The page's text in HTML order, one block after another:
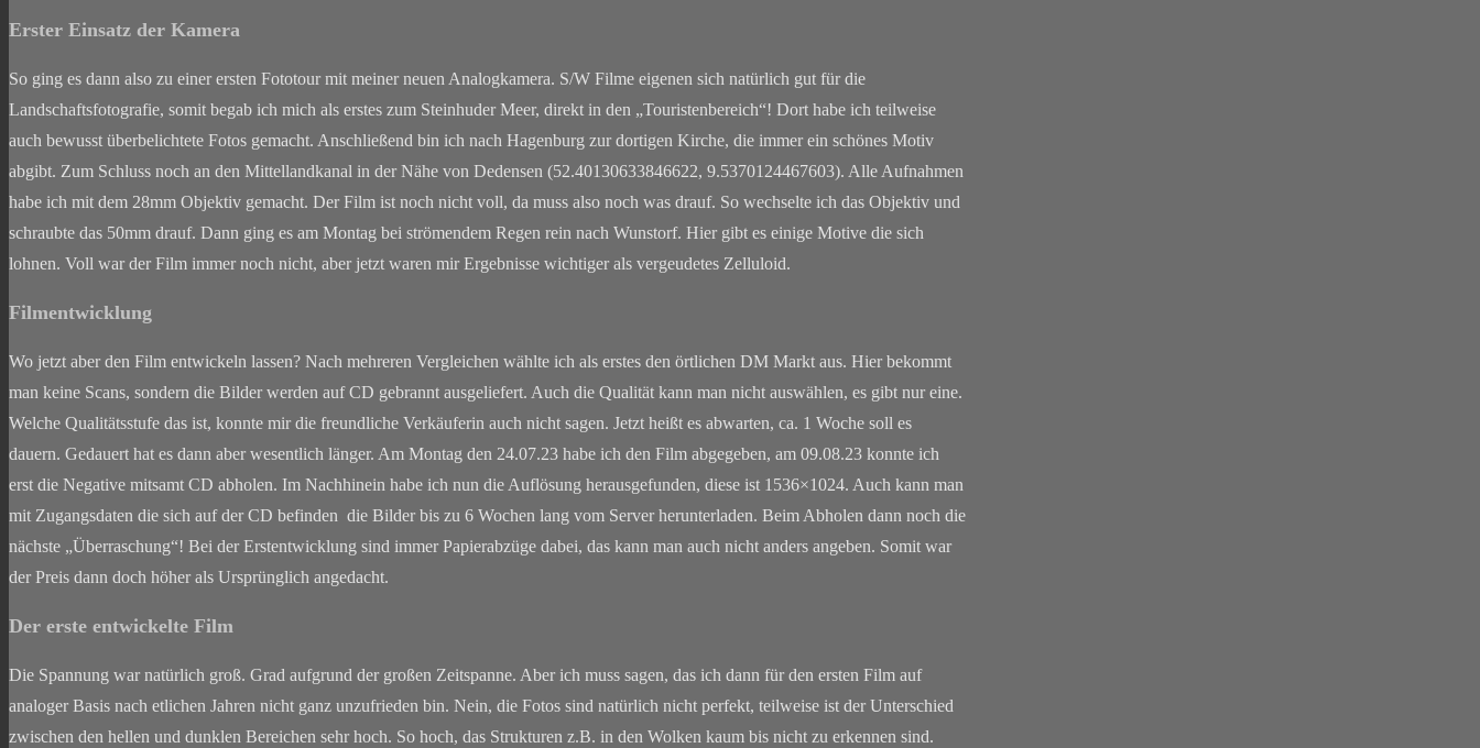
Erster Einsatz der Kamera
So ging es dann also zu einer ersten Fototour mit meiner neuen Analogkamera. S/W Filme eigenen sich natürlich gut für die
Landschaftsfotografie, somit begab ich mich als erstes zum Steinhuder Meer, direkt in den „Touristenbereich“! Dort habe ich teilweise
auch bewusst überbelichtete Fotos gemacht. Anschließend bin ich nach Hagenburg zur dortigen Kirche, die immer ein schönes Motiv
abgibt. Zum Schluss noch an den Mittellandkanal in der Nähe von Dedensen (52.40130633846622, 9.5370124467603). Alle Aufnahmen
habe ich mit dem 28mm Objektiv gemacht. Der Film ist noch nicht voll, da muss also noch was drauf. So wechselte ich das Objektiv und
schraubte das 50mm drauf. Dann ging es am Montag bei strömendem Regen rein nach Wunstorf. Hier gibt es einige Motive die sich
lohnen. Voll war der Film immer noch nicht, aber jetzt waren mir Ergebnisse wichtiger als vergeudetes Zelluloid.
Filmentwicklung
Wo jetzt aber den Film entwickeln lassen? Nach mehreren Vergleichen wählte ich als erstes den örtlichen DM Markt aus. Hier bekommt
man keine Scans, sondern die Bilder werden auf CD gebrannt ausgeliefert. Auch die Qualität kann man nicht auswählen, es gibt nur eine.
Welche Qualitätsstufe das ist, konnte mir die freundliche Verkäuferin auch nicht sagen. Jetzt heißt es abwarten, ca. 1 Woche soll es
dauern. Gedauert hat es dann aber wesentlich länger. Am Montag den 24.07.23 habe ich den Film abgegeben, am 09.08.23 konnte ich
erst die Negative mitsamt CD abholen. Im Nachhinein habe ich nun die Auflösung herausgefunden, diese ist 1536×1024. Auch kann man
mit Zugangsdaten die sich auf der CD befinden die Bilder bis zu 6 Wochen lang vom Server herunterladen. Beim Abholen dann noch die
nächste „Überraschung“! Bei der Erstentwicklung sind immer Papierabzüge dabei, das kann man auch nicht anders angeben. Somit war
der Preis dann doch höher als Ursprünglich angedacht.
Der erste entwickelte Film
Die Spannung war natürlich groß. Grad aufgrund der großen Zeitspanne. Aber ich muss sagen, das ich dann für den ersten Film auf
analoger Basis nach etlichen Jahren nicht ganz unzufrieden bin. Nein, die Fotos sind natürlich nicht perfekt, teilweise ist der Unterschied
zwischen den hellen und dunklen Bereichen sehr hoch. So hoch, das Strukturen z.B. in den Wolken kaum bis nicht zu erkennen sind.